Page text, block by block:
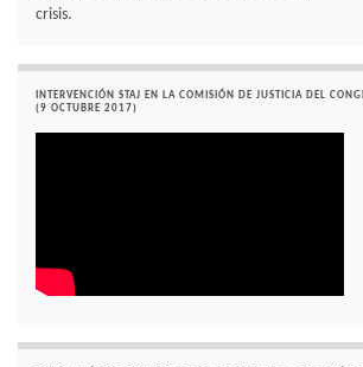
crisis.
INTERVENCIÓN STAJ EN LA COMISIÓN DE JUSTICIA DEL
(9 OCTUBRE 2017)